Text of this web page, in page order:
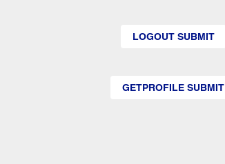
LOGOUT SUBMIT
GETPROFILE SUBMIT